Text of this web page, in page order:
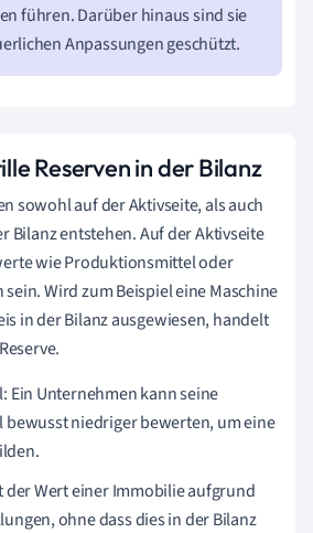
führen. Darüber hinaus sind sie
Anpassungen geschützt.
Reserven in der Bilanz
sowohl auf der Aktivseite, als auch
Bilanz entstehen. Auf der Aktivseite
wie Produktionsmittel oder
Wird zum Beispiel eine Maschine
in der Bilanz ausgewiesen, handelt
Ein Unternehmen kann seine
niedriger bewerten, um eine
der Wert einer Immobilie aufgrund
ohne dass dies in der Bilanz